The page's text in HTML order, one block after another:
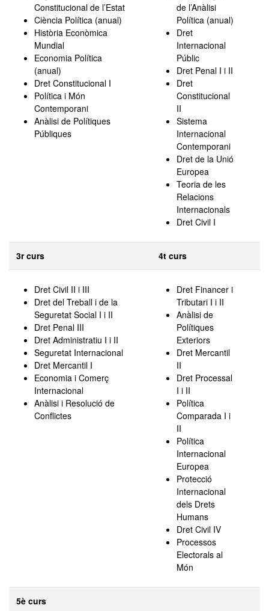
Constitucional de l’Estat
Ciència Política (anual)
Història Econòmica
Mundial
Economia Política
(anual)
Dret Constitucional I
Política i Món
Contemporani
Anàlisi de Polítiques
Públiques
de l’Anàlisi
Política (anual)
Dret
Internacional
Públic
Dret Penal I i II
Dret
Constitucional
II
Sistema
Internacional
Contemporani
Dret de la Unió
Europea
Teoria de les
Relacions
Internacionals
Dret Civil I
3r curs 4t curs
Dret Civil II i III
Dret del Treball i de la
Seguretat Social I i II
Dret Penal III
Dret Administratiu I i II
Seguretat Internacional
Dret Mercantil I
Economia i Comerç
Internacional
Anàlisi i Resolució de
Conflictes
Dret Financer i
Tributari I i II
Anàlisi de
Polítiques
Exteriors
Dret Mercantil
II
Dret Processal
I i II
Política
Comparada I i
II
Política
Internacional
Europea
Protecció
Internacional
dels Drets
Humans
Dret Civil IV
Processos
Electorals al
Món
5è curs